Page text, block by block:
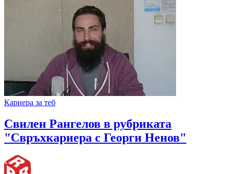
Кариера за теб
Свилен Рангелов в рубриката
"Свръхкариера с Георги Ненов"